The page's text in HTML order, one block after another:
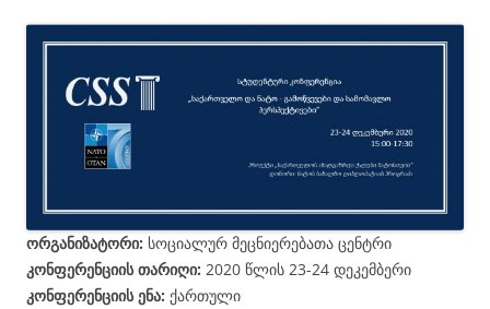
ორგანიზატორი: სოციალურ მეცნიერებათა ცენტრი
კონფერენციის თარიღი: 2020 წლის 23-24 დეკემბერი
კონფერენციის ენა: ქართული